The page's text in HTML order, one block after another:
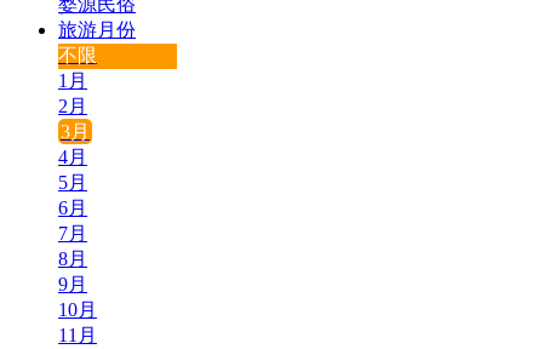
婺源民俗
旅游月份
不限
1月
2月
3月
4月
5月
6月
7月
8月
9月
10月
11月